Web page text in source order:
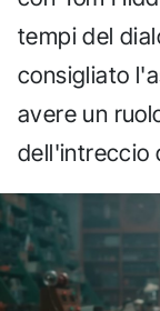
tempi del
consigliato
avere un
dell'intreccio